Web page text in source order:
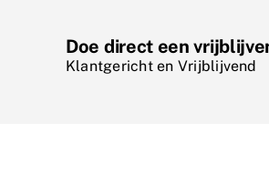
Doe direct een
Klantgericht en Vrijblijvend